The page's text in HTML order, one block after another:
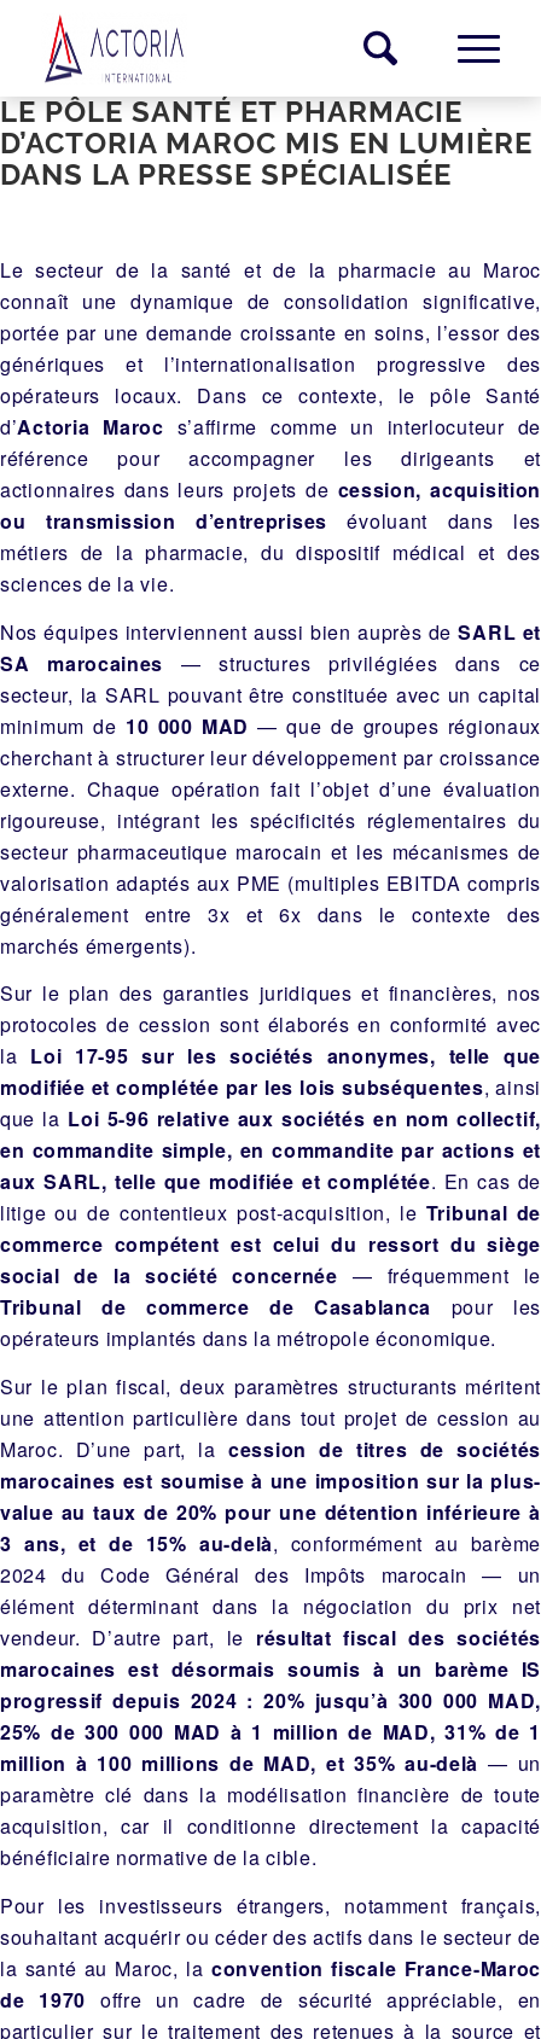
LE PÔLE SANTÉ ET PHARMACIE
D’ACTORIA MAROC MIS EN LUMIÈRE
DANS LA PRESSE SPÉCIALISÉE
Le secteur de la santé et de la pharmacie au Maroc
connaît une dynamique de consolidation significative,
portée par une demande croissante en soins, l’essor des
génériques et l’internationalisation progressive des
opérateurs locaux. Dans ce contexte, le pôle Santé
d’Actoria Maroc s’affirme comme un interlocuteur de
référence pour accompagner les dirigeants et
actionnaires dans leurs projets de cession, acquisition
ou transmission d’entreprises évoluant dans les
métiers de la pharmacie, du dispositif médical et des
sciences de la vie.
Nos équipes interviennent aussi bien auprès deSARL et
SA marocaines — structures privilégiées dans ce
secteur, la SARL pouvant être constituée avec un capital
minimum de 10 000 MAD — que de groupes régionaux
cherchant à structurer leur développement par croissance
externe. Chaque opération fait l’objet d’une évaluation
rigoureuse, intégrant les spécificités réglementaires du
secteur pharmaceutique marocain et les mécanismes de
valorisation adaptés aux PME (multiples EBITDA compris
généralement entre 3x et 6x dans le contexte des
marchés émergents).
Sur le plan des garanties juridiques et financières, nos
protocoles de cession sont élaborés en conformité avec
la Loi 17-95 sur les sociétés anonymes, telle que
modifiée et complétée par les lois subséquentes, ainsi
que la Loi 5-96 relative aux sociétés en nom collectif,
en commandite simple, en commandite par actions et
aux SARL, telle que modifiée et complétée. En cas de
litige ou de contentieux post-acquisition, le Tribunal de
commerce compétent est celui du ressort du siège
social de la société concernée — fréquemment le
Tribunal de commerce de Casablanca pour les
opérateurs implantés dans la métropole économique.
Sur le plan fiscal, deux paramètres structurants méritent
une attention particulière dans tout projet de cession au
Maroc. D’une part, lacession de titres de sociétés
marocaines est soumise à une imposition sur la plus-
value au taux de 20% pour une détention inférieure à
3 ans, et de 15% au-delà, conformément au barème
2024 du Code Général des Impôts marocain — un
élément déterminant dans la négociation du prix net
vendeur. D’autre part, le résultat fiscal des sociétés
marocaines est désormais soumis à un barème IS
progressif depuis 2024 : 20% jusqu’à 300 000 MAD,
25% de 300 000 MAD à 1 million de MAD, 31% de 1
million à 100 millions de MAD, et 35% au-delà — un
paramètre clé dans la modélisation financière de toute
acquisition, car il conditionne directement la capacité
bénéficiaire normative de la cible.
Pour les investisseurs étrangers, notamment français,
souhaitant acquérir ou céder des actifs dans le secteur de
la santé au Maroc, la convention fiscale France-Maroc
de 1970 offre un cadre de sécurité appréciable, en
particulier sur le traitement des retenues à la source et